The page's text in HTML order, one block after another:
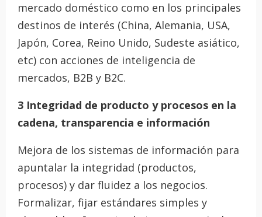
mercado doméstico como en los principales
destinos de interés (China, Alemania, USA,
Japón, Corea, Reino Unido, Sudeste asiático,
etc) con acciones de inteligencia de
mercados, B2B y B2C.
3 Integridad de producto y procesos en la
cadena, transparencia e información
Mejora de los sistemas de información para
apuntalar la integridad (productos,
procesos) y dar fluidez a los negocios.
Formalizar, fijar estándares simples y